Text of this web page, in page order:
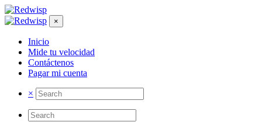
×
Inicio
Mide tu velocidad
Contáctenos
Pagar mi cuenta
×